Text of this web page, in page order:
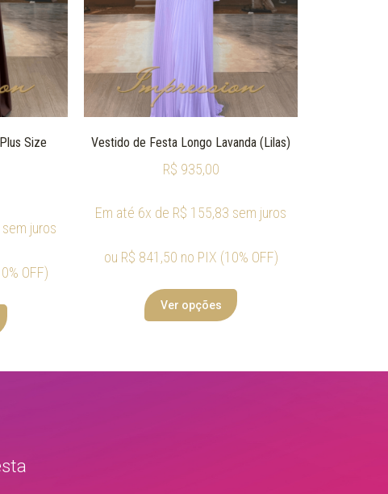
Size
sem juros
OFF)
Vestido de Festa Longo Lavanda (Lilas)
R$ 935,00
Em até 6x de R$ 155,83 sem juros
ou R$ 841,50 no PIX (10% OFF)
Ver opções